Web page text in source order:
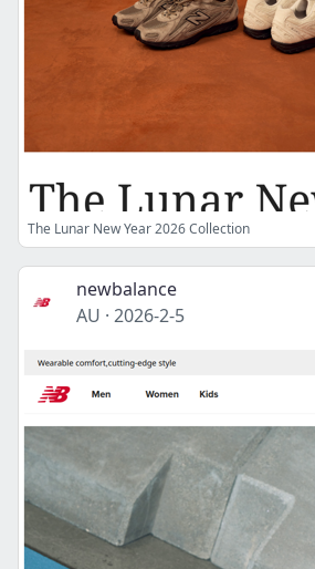
The Lunar New Year 2026 Collection
newbalance
AU · 2026-2-5